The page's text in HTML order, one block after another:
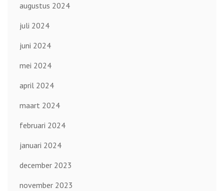
augustus 2024
juli 2024
juni 2024
mei 2024
april 2024
maart 2024
februari 2024
januari 2024
december 2023
november 2023